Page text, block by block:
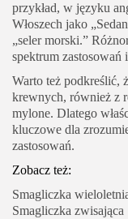
przykład, w języku
Włoszech jako
„seler morski.”
spektrum
Warto też podkreślić,
krewnych, również z
mylone. Dlatego
kluczowe dla
zastosowań.
Zobacz też:
Smagliczka
Smagliczka zwisająca